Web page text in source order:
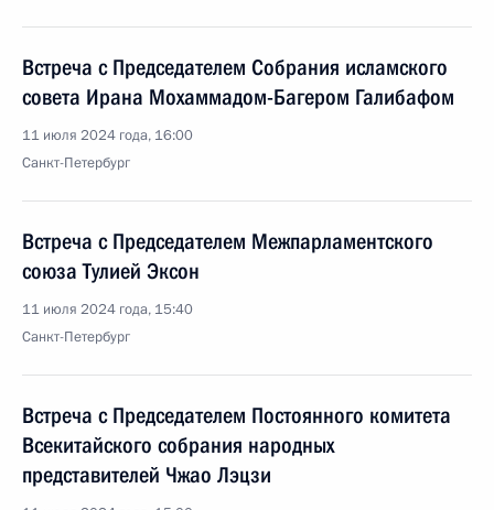
Встреча с Председателем Собрания исламского
совета Ирана Мохаммадом-Багером Галибафом
11 июля 2024 года, 16:00
Санкт-Петербург
Встреча с Председателем Межпарламентского
союза Тулией Эксон
11 июля 2024 года, 15:40
Санкт-Петербург
Встреча с Председателем Постоянного комитета
Всекитайского собрания народных
представителей Чжао Лэцзи